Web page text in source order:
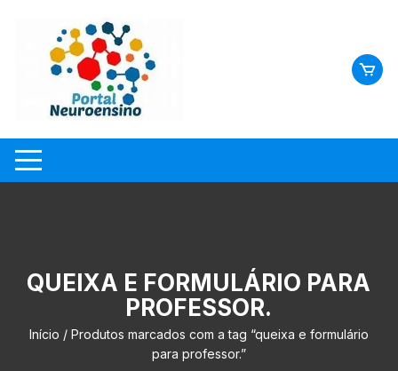
QUEIXA E FORMULÁRIO PARA
PROFESSOR.
Início / Produtos marcados com a tag “queixa e formulário
para professor.”